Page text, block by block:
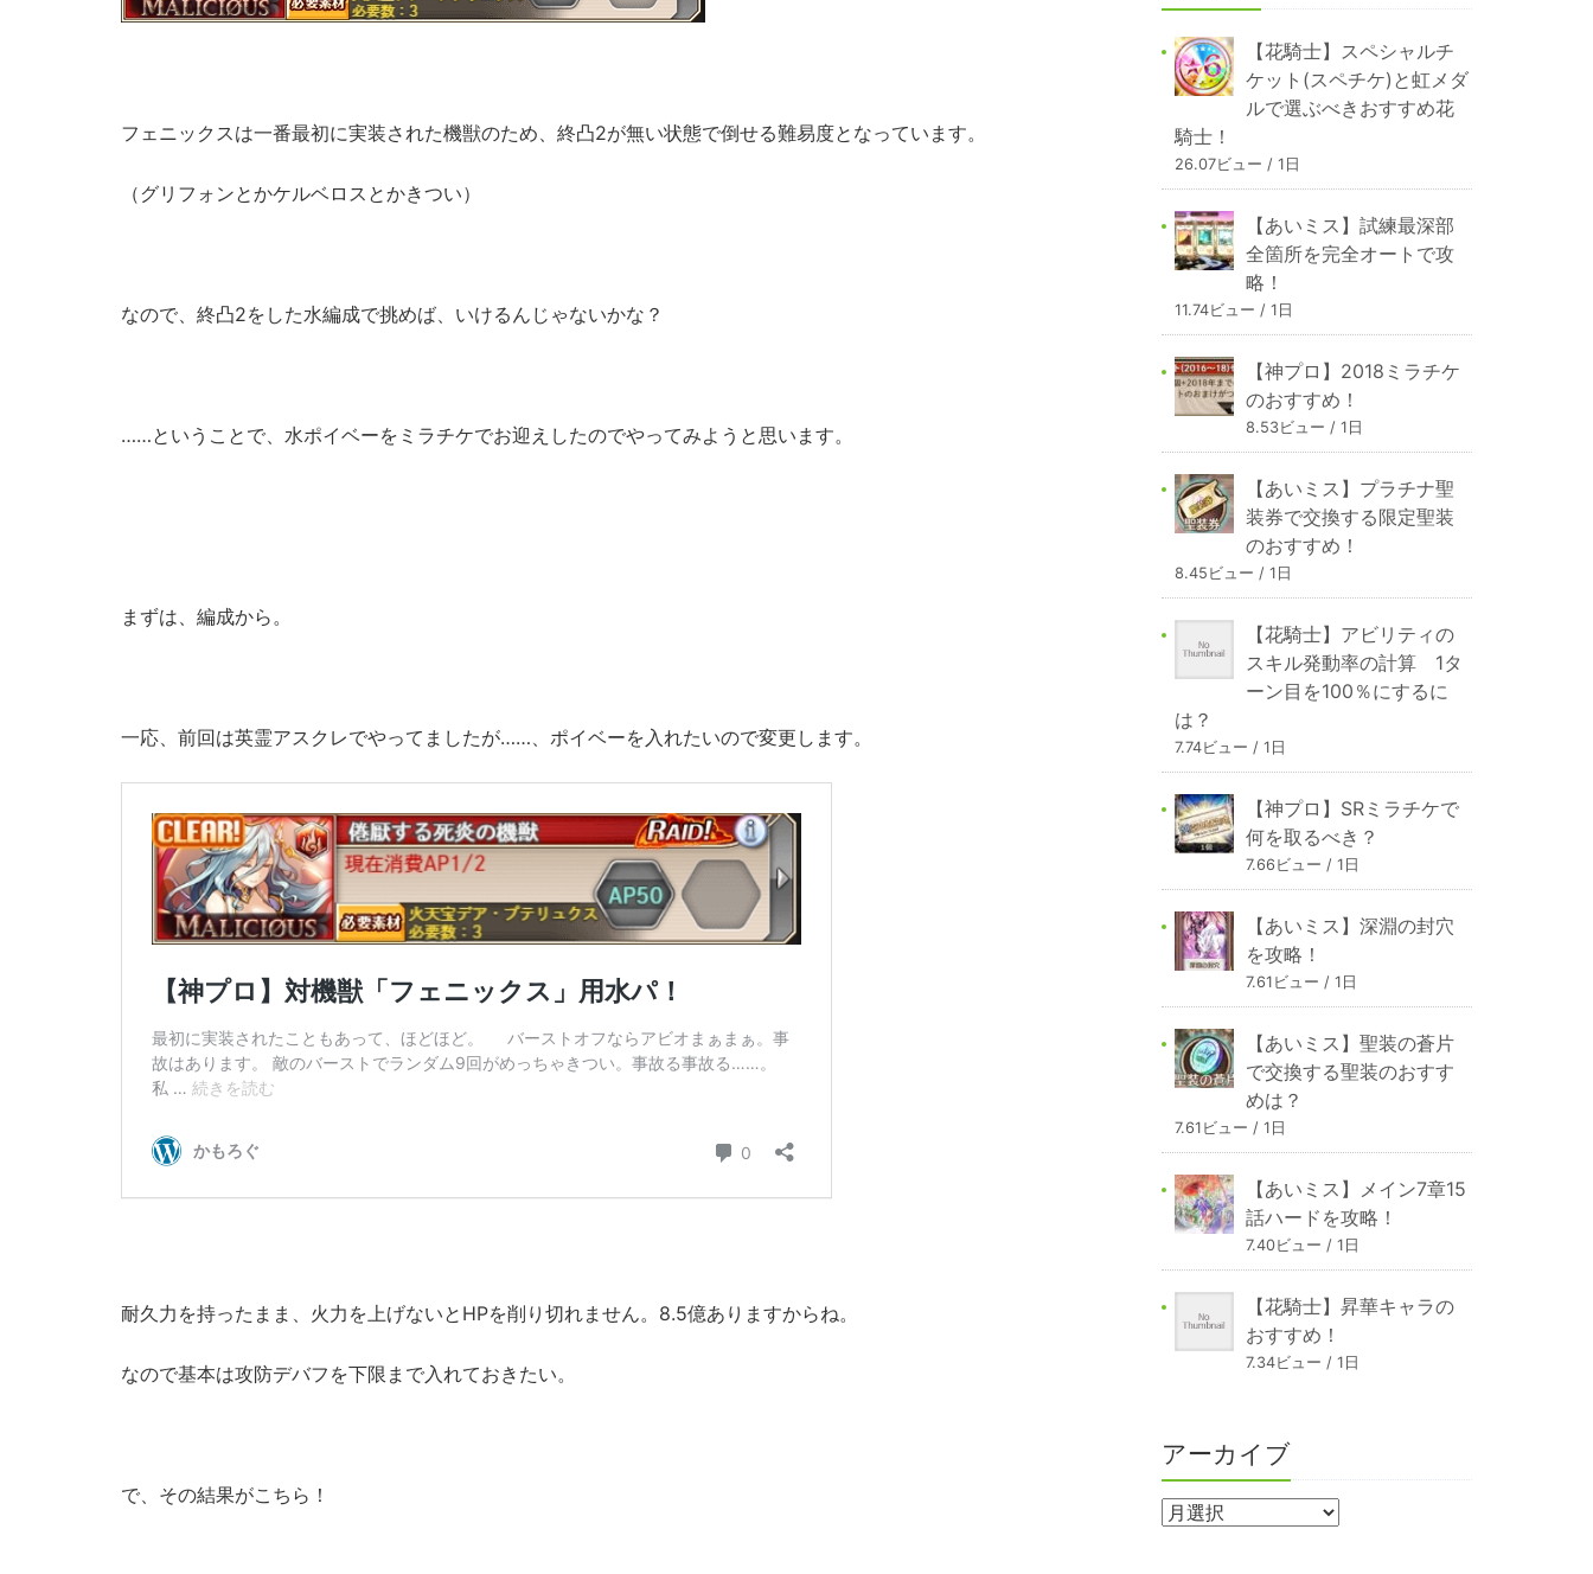
フェニックスは一番最初に実装された機獣のため、終凸2が無い状態で倒せる難易度となっています。
（グリフォンとかケルベロスとかきつい）
なので、終凸2をした水編成で挑めば、いけるんじゃないかな？
……ということで、水ポイベーをミラチケでお迎えしたのでやってみようと思います。
まずは、編成から。
一応、前回は英霊アスクレでやってましたが……、ポイベーを入れたいので変更します。
耐久力を持ったまま、火力を上げないとHPを削り切れません。8.5億ありますからね。
なので基本は攻防デバフを下限まで入れておきたい。
で、その結果がこちら！
【花騎士】スペシャルチ
ケット(スペチケ)と虹メダ
ルで選ぶべきおすすめ花
騎士！
26.07ビュー / 1日
【あいミス】試練最深部
全箇所を完全オートで攻
略！
11.74ビュー / 1日
【神プロ】2018ミラチケ
のおすすめ！
8.53ビュー / 1日
【あいミス】プラチナ聖
装券で交換する限定聖装
のおすすめ！
8.45ビュー / 1日
【花騎士】アビリティの
スキル発動率の計算 1タ
ーン目を100％にするに
は？
7.74ビュー / 1日
【神プロ】SRミラチケで
何を取るべき？
7.66ビュー / 1日
【あいミス】深淵の封穴
を攻略！
7.61ビュー / 1日
【あいミス】聖装の蒼片
で交換する聖装のおすす
めは？
7.61ビュー / 1日
【あいミス】メイン7章15
話ハードを攻略！
7.40ビュー / 1日
【花騎士】昇華キャラの
おすすめ！
7.34ビュー / 1日
アーカイブ